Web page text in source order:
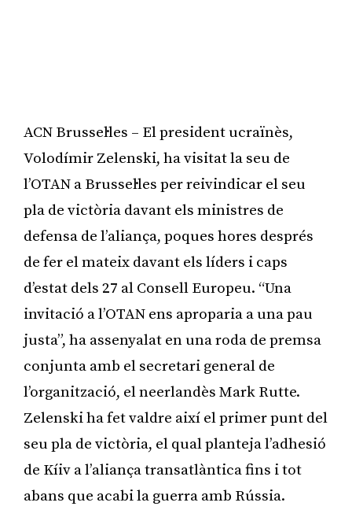
ACN Brussel·les – El president ucraïnès,
Volodímir Zelenski, ha visitat la seu de
l’OTAN a Brussel·les per reivindicar el seu
pla de victòria davant els ministres de
defensa de l’aliança, poques hores després
de fer el mateix davant els líders i caps
d’estat dels 27 al Consell Europeu. “Una
invitació a l’OTAN ens aproparia a una pau
justa”, ha assenyalat en una roda de premsa
conjunta amb el secretari general de
l’organització, el neerlandès Mark Rutte.
Zelenski ha fet valdre així el primer punt del
seu pla de victòria, el qual planteja l’adhesió
de Kíiv a l’aliança transatlàntica fins i tot
abans que acabi la guerra amb Rússia.